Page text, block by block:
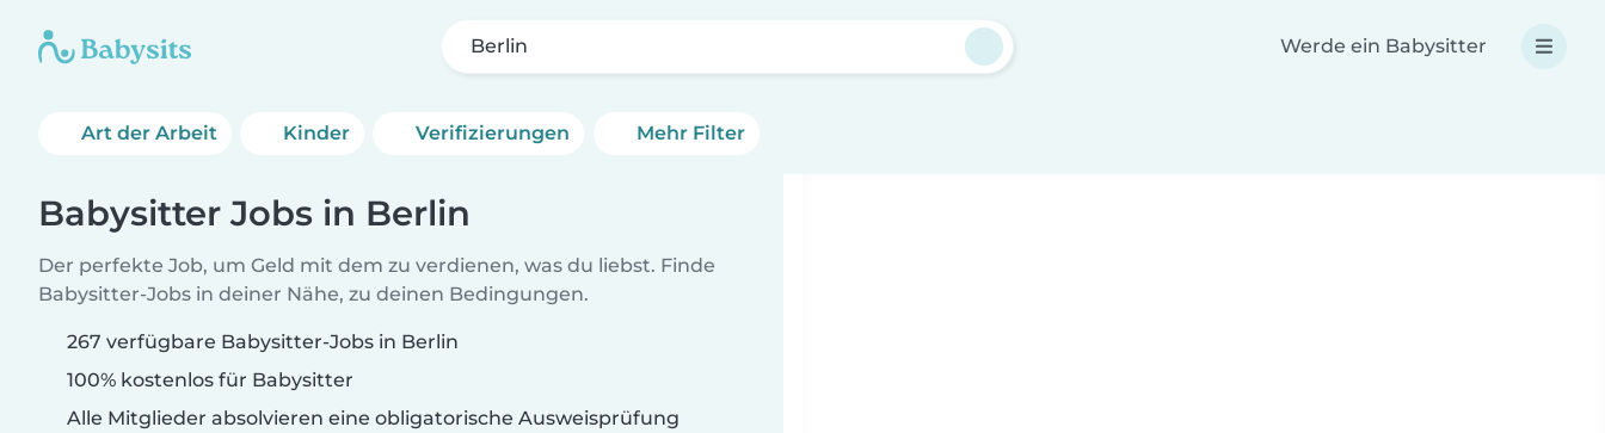
Berlin Werde ein Babysitter
Art der Arbeit Kinder Verifizierungen Mehr Filter
Babysitter Jobs in Berlin
Der perfekte Job, um Geld mit dem zu verdienen, was du liebst. Finde
Babysitter-Jobs in deiner Nähe, zu deinen Bedingungen.
267 verfügbare Babysitter-Jobs in Berlin
100% kostenlos für Babysitter
Alle Mitglieder absolvieren eine obligatorische Ausweisprüfung